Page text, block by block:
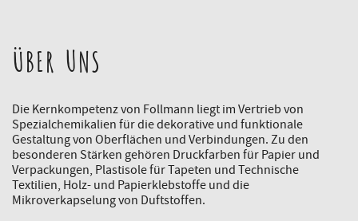
ÜBER UNS
Die Kernkompetenz von Follmann liegt im Vertrieb von
Spezialchemikalien für die dekorative und funktionale
Gestaltung von Oberflächen und Verbindungen. Zu den
besonderen Stärken gehören Druckfarben für Papier und
Verpackungen, Plastisole für Tapeten und Technische
Textilien, Holz- und Papierklebstoffe und die
Mikroverkapselung von Duftstoffen.